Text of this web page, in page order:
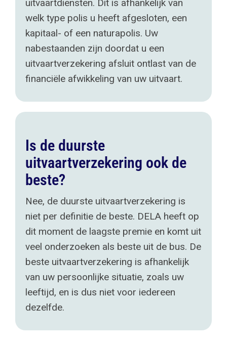
uitvaartdiensten. Dit is afhankelijk van
welk type polis u heeft afgesloten, een
kapitaal- of een naturapolis. Uw
nabestaanden zijn doordat u een
uitvaartverzekering afsluit ontlast van de
financiële afwikkeling van uw uitvaart.
Is de duurste
uitvaartverzekering ook de
beste?
Nee, de duurste uitvaartverzekering is
niet per definitie de beste. DELA heeft op
dit moment de laagste premie en komt uit
veel onderzoeken als beste uit de bus. De
beste uitvaartverzekering is afhankelijk
van uw persoonlijke situatie, zoals uw
leeftijd, en is dus niet voor iedereen
dezelfde.